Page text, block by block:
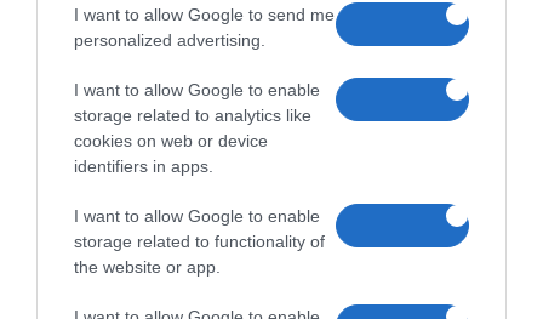
I want to allow Google to send me
personalized advertising.
I want to allow Google to enable
storage related to analytics like
cookies on web or device
identifiers in apps.
I want to allow Google to enable
storage related to functionality of
the website or app.
biztonságos?
Nos, hogy melyik fizetési opciót fog választani az teljes mértékben az
igényeitől és tetszésétől függ. Itt figyelembe kell venni a fennemlített
jellegzetességeket, díjakat stb. Egyes fizetési opcióknál például a
tranzakció azonnal lebonyolításra kerül, viszont a tranzakciós díj
magasabb lehet, míg más rendszer alacsonyabb díjjal jár, de a tranzakció
több időt vehet igénybe. Nem az összes fizetési rendszer elérhető
egyformán, ezért érdemes több különböző rendszert kipróbálni. Például a